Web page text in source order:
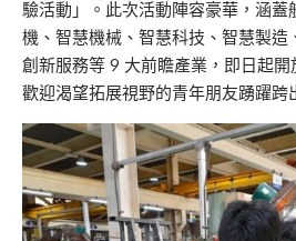
驗活動」。此次活動陣容豪華，涵蓋
機、智慧機械、智慧科技、智慧製造
創新服務等 9 大前瞻產業，即日起開
歡迎渴望拓展視野的青年朋友踴躍跨